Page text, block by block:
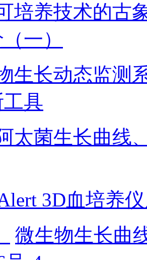
培养技术的古
一）
生长动态监测
具
太菌生长曲线
3D血培养
微生物生长曲